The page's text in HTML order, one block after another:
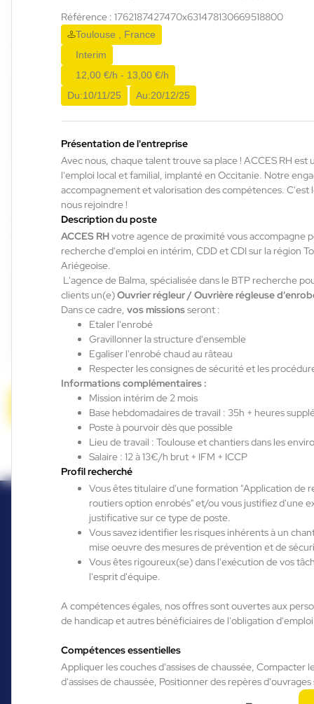
Référence : 1762187427470x631478130669518800
Toulouse , France
Interim
12,00 €/h - 13,00 €/h
Du:10/11/25 Au:20/12/25
Présentation de l'entreprise
Avec nous, chaque talent trouve sa place ! ACCES RH est
l'emploi local et familial, implanté en Occitanie. Notre
accompagnement et valorisation des compétences. C'est
nous rejoindre !
Description du poste
ACCES RHvotre agence de proximité vous accompagne
recherche d'emploi en intérim, CDD et CDI sur la région
Ariégeoise.
L'agence de Balma, spécialisée dans le BTP recherche
clients un(e)Ouvrier régleur / Ouvrière régleuse
Dans ce cadre,vos missionsseront :
Etaler l'enrobé
Gravillonner la structure d'ensemble
Egaliser l'enrobé chaud au râteau
Respecter les consignes de sécurité et les
Informations complémentaires :
Mission intérim de 2 mois
Base hebdomadaires de travail : 35h + heures
Poste à pourvoir dès que possible
Lieu de travail : Toulouse et chantiers dans les
Salaire : 12 à 13€/h brut + IFM + ICCP
Profil recherché
Vous êtes titulaire d'une formation "Application de
routiers option enrobés" et/ou vous justifiez d'une
justificative sur ce type de poste.
Vous savez identifier les risques inhérents à un
mise oeuvre des mesures de prévention et de
Vous êtes rigoureux(se) dans l'exécution de vos
l'esprit d'équipe.
A compétences égales, nos offres sont ouvertes aux
de handicap et autres bénéficiaires de l'obligation
Compétences essentielles
Appliquer les couches d'assises de chaussée, Compacter
d'assises de chaussée, Positionner des repères
Opérateur de production composites
H/F/X
Labège , France
Interim
03/08/26 Au:29/01/27
ACCES RH
Préparateur de commande caces
H/F/X
Auterive , France
12,31 €/h - 12,50 €/h
29/07/26 Au:14/08/26
1 sur 8
Candidature spontanée
Vous êtes déjà